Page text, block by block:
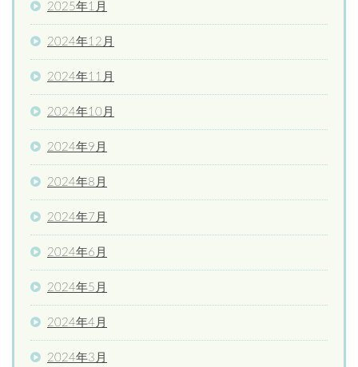
2025年1月
2024年12月
2024年11月
2024年10月
2024年9月
2024年8月
2024年7月
2024年6月
2024年5月
2024年4月
2024年3月